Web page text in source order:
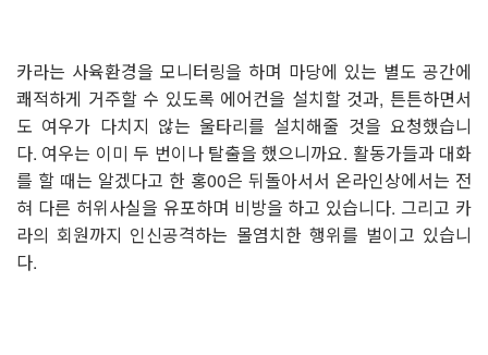
카라는 사육환경을 모니터링을 하며 마당에 있는 별도 공간에
쾌적하게 거주할 수 있도록 에어컨을 설치할 것과, 튼튼하면서
도 여우가 다치지 않는 울타리를 설치해줄 것을 요청했습니
다. 여우는 이미 두 번이나 탈출을 했으니까요. 활동가들과 대화
를 할 때는 알겠다고 한 홍00은 뒤돌아서서 온라인상에서는 전
혀 다른 허위사실을 유포하며 비방을 하고 있습니다. 그리고 카
라의 회원까지 인신공격하는 몰염치한 행위를 벌이고 있습니
다.